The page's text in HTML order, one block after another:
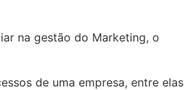
na gestão do Marketing, o
de uma empresa, entre elas